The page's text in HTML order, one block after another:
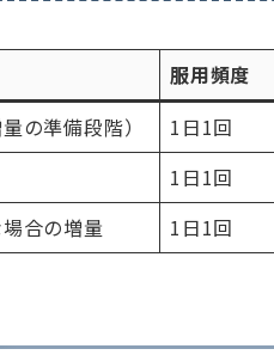
服用頻度
の準備段階）
1日1回
1日1回
合の増量 1日1回